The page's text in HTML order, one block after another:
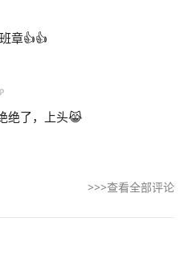
章👍👍
绝了，上头😹
>>>查看全部评论